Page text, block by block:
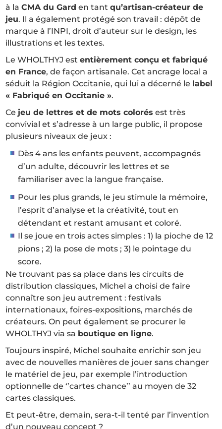
à laCMA du Gard en tantqu’artisan-créateur de
jeu. Il a également protégé son travail : dépôt de
marque à l’INPI, droit d’auteur sur le design, les
illustrations et les textes.
Le WHOLTHYJ estentièrement conçu et fabriqué
en France, de façon artisanale. Cet ancrage local a
séduit la Région Occitanie, qui lui a décerné le label
« Fabriqué en Occitanie ».
Ce jeu de lettres et de mots colorés est très
convivial et s’adresse à un large public, il propose
plusieurs niveaux de jeux :
Dès 4 ans les enfants peuvent, accompagnés
d’un adulte, découvrir les lettres et se
familiariser avec la langue française.
Pour les plus grands, le jeu stimule la mémoire,
l’esprit d’analyse et la créativité, tout en
détendant et restant amusant et coloré.
Il se joue en trois actes simples : 1) la pioche de 12
pions ; 2) la pose de mots ; 3) le pointage du
score.
Ne trouvant pas sa place dans les circuits de
distribution classiques, Michel a choisi de faire
connaître son jeu autrement : festivals
internationaux, foires-expositions, marchés de
créateurs. On peut également se procurer le
WHOLTHYJ via sa boutique en ligne.
Toujours inspiré, Michel souhaite enrichir son jeu
avec de nouvelles manières de jouer sans changer
le matériel de jeu, par exemple l’introduction
optionnelle de ‘’cartes chance’’ au moyen de 32
cartes classiques.
Et peut-être, demain, sera-t-il tenté par l’invention
d’un nouveau concept ?